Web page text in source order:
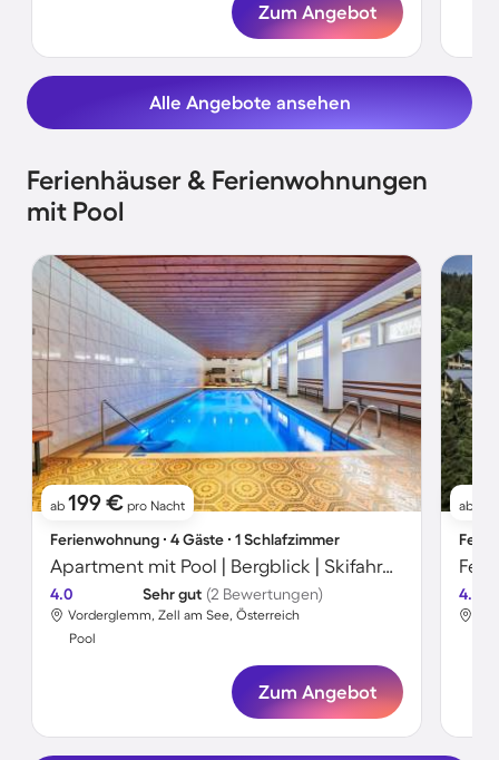
Zum Angebot
Alle Angebote ansehen
Ferienhäuser & Ferienwohnungen
mit Pool
ab 199 € pro Nacht
Ferienwohnung ∙ 4 Gäste ∙ 1 Schlafzimmer
Apartment mit Pool | Bergblick | Skifahren in der Nähe
4.0 Sehr gut (2 Bewertungen)
Vorderglemm, Zell am See, Österreich
Pool
Zum Angebot
ab
4.0